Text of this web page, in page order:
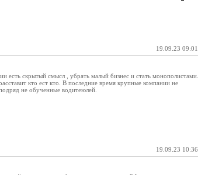
19.09.23 09:01
скрытый смысл , убрать малый бизнес и стать монополистами..
кто ест кто. В последние время крупные компании не
не обученные водитеюлей.
19.09.23 10:36